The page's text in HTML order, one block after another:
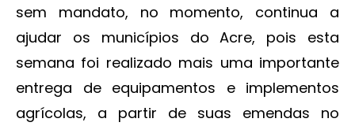
sem mandato, no momento, continua a
ajudar os municípios do Acre, pois esta
semana foi realizado mais uma importante
entrega de equipamentos e implementos
agrícolas, a partir de suas emendas no